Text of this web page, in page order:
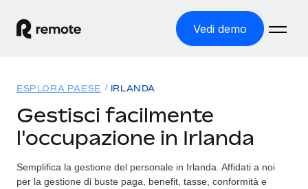
Vedi demo
ASSUMI NEL MONDO
Global Payroll
Gestisci il payroll a norma, in tutta semplicità
Soluzioni
COPERTURA GLOBALE
Tariffe
ESPLORA PAESE IRLANDA
Gestisci facilmente
l'occupazione in Irlanda
Semplifica la gestione del personale in Irlanda. Affidati a noi
per la gestione di buste paga, benefit, tasse, conformità e